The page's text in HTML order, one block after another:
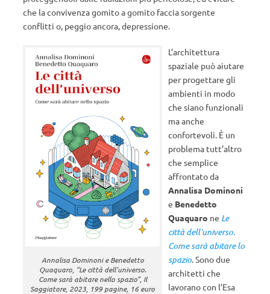
che la convivenza gomito a gomito faccia sorgente
conflitti o, peggio ancora, depressione.
Annalisa Dominoni e Benedetto
Quaquaro, “Le città dell’universo.
Come sarà abitare nello spazio”, Il
Saggiatore, 2023, 199 pagine, 16 euro
L’architettura
spaziale può aiutare
per progettare gli
ambienti in modo
che siano funzionali
ma anche
confortevoli. È un
problema tutt’altro
che semplice
affrontato da
Annalisa Dominoni
e Benedetto
Quaquaro ne Le
città dell’universo.
Come sarà abitare lo
spazio. Sono due
architetti che
lavorano con l’Esa